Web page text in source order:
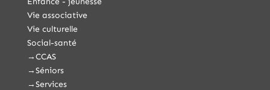
Vie associative
Vie culturelle
Social-santé
→CCAS
→Séniors
→Services